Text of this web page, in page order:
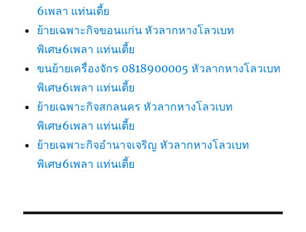
6เพลา แท่นเตี้ย
ย้ายเฉพาะกิจขอนแก่น หัวลากหางโลวเบท
พิเศษ6เพลา แท่นเตี้ย
ขนย้ายเครื่องจักร 0818900005 หัวลากหางโลวเบท
พิเศษ6เพลา แท่นเตี้ย
ย้ายเฉพาะกิจสกลนคร หัวลากหางโลวเบท
พิเศษ6เพลา แท่นเตี้ย
ย้ายเฉพาะกิจอำนาจเจริญ หัวลากหางโลวเบท
พิเศษ6เพลา แท่นเตี้ย